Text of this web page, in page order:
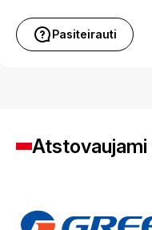
Pasiteirauti
Atstovaujami